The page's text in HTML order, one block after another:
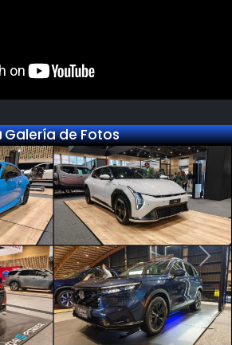
Galería de Fotos
Next